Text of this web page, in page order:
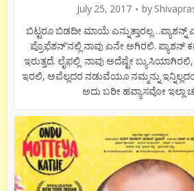
July 25, 2017 by
ಬಿಟ್ಟರೂ ಬಿಡದೀ ಮಾಯೆ ಎನ್ನುತ್ತಾರಲ್ಲ…ಪ್ಯಾಶನ್ನ್
ಪ್ರೊಫೆಶನ್’ನಲ್ಲಿ ನಾವು ಏನೇ ಅಗಿರಲಿ. ಪ್ಯಾಶನ್
ಇರುತ್ತದೆ. ಲೈಫಲ್ಲಿ ನಾವು ಅದೆಷ್ಟೇ
ಇರಲಿ, ಅವೆಲ್ಲದರ ನಡುವೆಯೂ ನಮ್ಮನ್ನು
ಅದು ಬರೀ ಹವ್ಯಾಸವೋ ಇಲ್ಲಾ